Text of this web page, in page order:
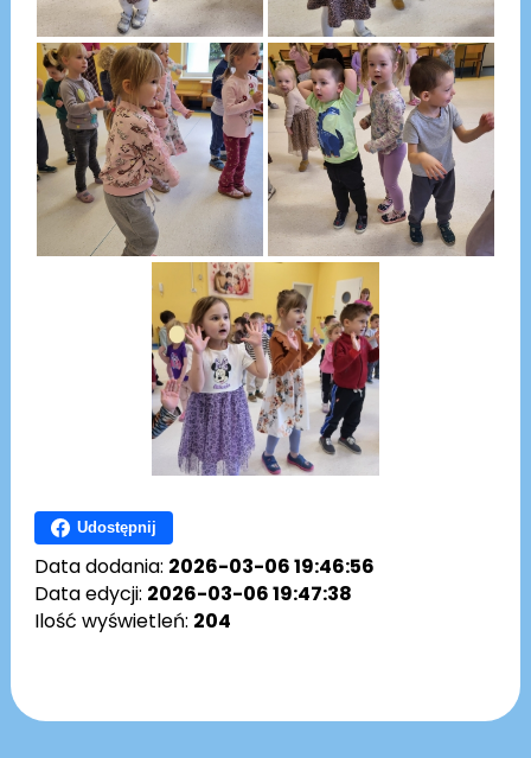
Udostępnij
Data dodania: 2026-03-06 19:46:56
Data edycji: 2026-03-06 19:47:38
Ilość wyświetleń: 204